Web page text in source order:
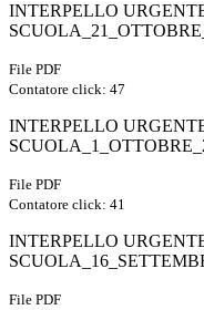
INTERPELLO
File PDF
Contatore click: 47
INTERPELLO
File PDF
Contatore click: 41
INTERPELLO
File PDF